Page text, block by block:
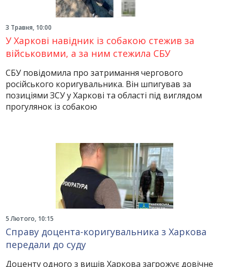
3 Травня, 10:00
У Харкові навідник із собакою стежив за
військовими, а за ним стежила СБУ
СБУ повідомила про затримання чергового
російського коригувальника. Він шпигував за
позиціями ЗСУ у Харкові та області під виглядом
прогулянок із собакою
5 Лютого, 10:15
Справу доцента-коригувальника з Харкова
передали до суду
Доценту одного з вишів Харкова загрожує довічне